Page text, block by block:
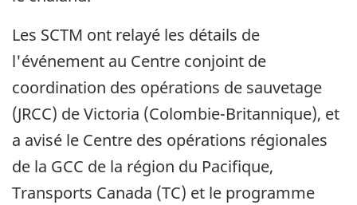
Les SCTM ont relayé les détails de
l'événement au Centre conjoint de
coordination des opérations de sauvetage
(JRCC) de Victoria (Colombie-Britannique), et
a avisé le Centre des opérations régionales
de la GCC de la région du Pacifique,
Transports Canada (TC) et le programme